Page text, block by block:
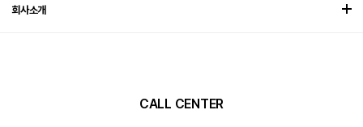
회사소개
CALL CENTER